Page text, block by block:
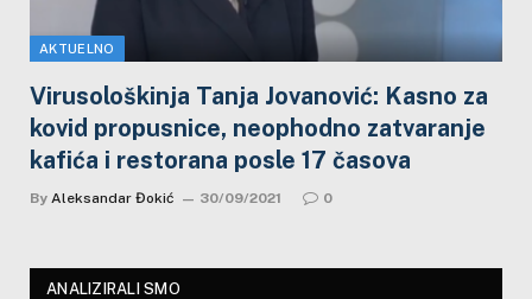
AKTUELNO
Virusološkinja Tanja Jovanović: Kasno za
kovid propusnice, neophodno zatvaranje
kafića i restorana posle 17 časova
By Aleksandar Đokić 30/09/2021 0
ANALIZIRALI SMO